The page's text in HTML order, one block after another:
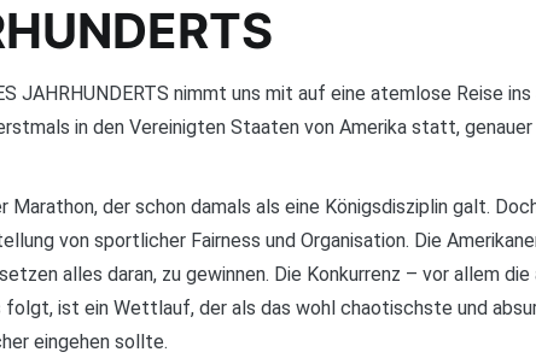
JAHRHUNDERTS nimmt uns mit auf eine atemlose Reise
in den Vereinigten Staaten von Amerika statt,
der schon damals als eine Königsdisziplin galt.
von sportlicher Fairness und Organisation. Die
alles daran, zu gewinnen. Die Konkurrenz – vor allem
folgt, ist ein Wettlauf, der als das wohl chaotischste und
eingehen sollte.